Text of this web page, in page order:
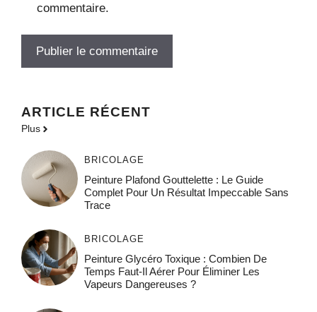
commentaire.
ARTICLE RÉCENT
Plus
BRICOLAGE
Peinture Plafond Gouttelette : Le Guide
Complet Pour Un Résultat Impeccable Sans
Trace
BRICOLAGE
Peinture Glycéro Toxique : Combien De
Temps Faut-Il Aérer Pour Éliminer Les
Vapeurs Dangereuses ?